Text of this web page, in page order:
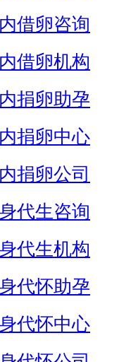
借卵咨询
借卵机构
捐卵助孕
捐卵中心
捐卵公司
代生咨询
代生机构
代怀助孕
代怀中心